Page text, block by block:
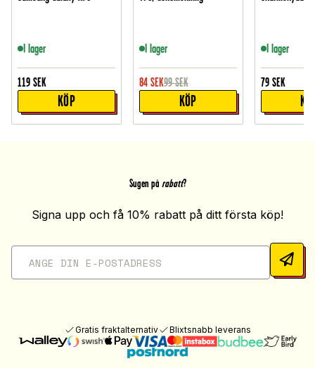
I lager
119 SEK
KÖP
I lager
84 SEK99 SEK
KÖP
I lager
79 SEK
Sugen på rabatt?
Signa upp och få 10% rabatt på ditt första köp!
Gratis fraktalternativ Blixtsnabb leverans